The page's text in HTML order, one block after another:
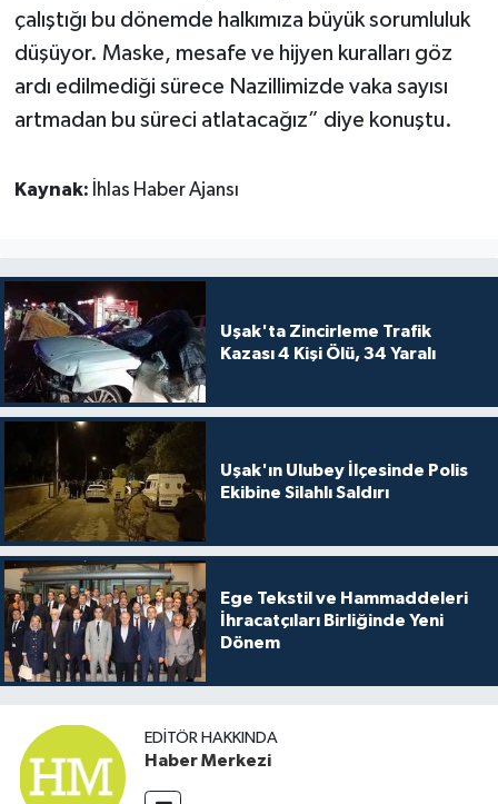
çalıştığı bu dönemde halkımıza büyük sorumluluk
düşüyor. Maske, mesafe ve hijyen kuralları göz
ardı edilmediği sürece Nazillimizde vaka sayısı
artmadan bu süreci atlatacağız” diye konuştu.
Kaynak: İhlas Haber Ajansı
Uşak'ta Zincirleme Trafik
Kazası 4 Kişi Ölü, 34 Yaralı
Uşak'ın Ulubey İlçesinde Polis
Ekibine Silahlı Saldırı
Ege Tekstil ve Hammaddeleri
İhracatçıları Birliğinde Yeni
Dönem
EDITÖR HAKKINDA
Haber Merkezi